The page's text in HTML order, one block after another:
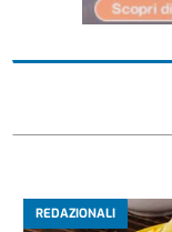
REDAZIONALI